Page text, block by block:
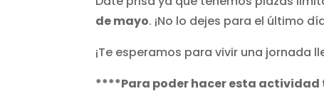
de mayo. ¡No lo dejes para el último
¡Te esperamos para vivir una jornada
****Para poder hacer esta actividad